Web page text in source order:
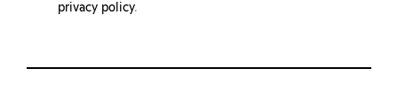
privacy policy.